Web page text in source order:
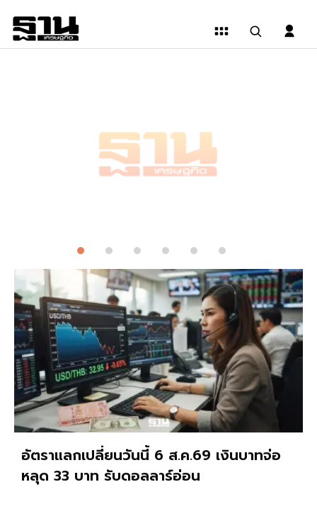
อัตราแลกเปลี่ยนวันนี้ 6 ส.ค.69 เงินบาทจ่อ
หลุด 33 บาท รับดอลลาร์อ่อน